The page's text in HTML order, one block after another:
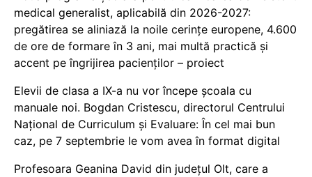
medical generalist, aplicabilă din 2026-2027:
pregătirea se aliniază la noile cerințe europene, 4.600
de ore de formare în 3 ani, mai multă practică și
accent pe îngrijirea pacienților – proiect
Elevii de clasa a IX-a nu vor începe școala cu
manuale noi. Bogdan Cristescu, directorul Centrului
Național de Curriculum și Evaluare: În cel mai bun
caz, pe 7 septembrie le vom avea în format digital
Profesoara Geanina David din județul Olt, care a